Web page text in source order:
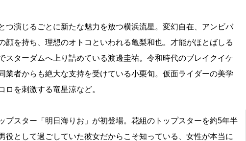
演じるごとに新たな魅力を放つ横浜流星。変幻自在、アンビバ
顔を持ち、理想のオトコといわれる亀梨和也。才能がほとばしる
スターダムへ上り詰めている渡邊圭祐。令和時代のブレイクイケ
業者からも絶大な支持を受けている小栗旬。仮面ライダーの美学
ロを刺激する竜星涼など。
スター「明日海りお」が初登場。花組のトップスターを約5年半
役として過ごしていた彼女だからこそ知っている、女性が本当に